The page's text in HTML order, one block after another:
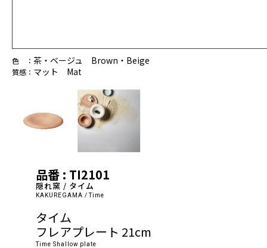
色 ： 茶・ベージュ Brown・Beige
質感： マット Mat
品番 : TI2101
隠れ窯 / タイム
KAKUREGAMA / Time
タイム
フレアプレート 21cm
Time Shallow plate